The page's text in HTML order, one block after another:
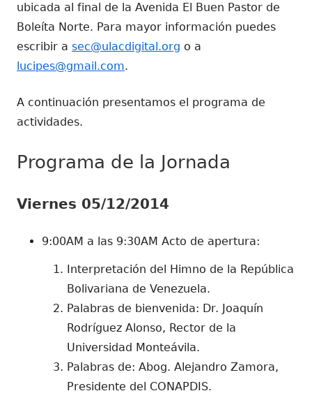
ubicada al final de la Avenida El Buen Pastor de
Boleíta Norte. Para mayor información puedes
escribir a sec@ulacdigital.org o a
lucipes@gmail.com.
A continuación presentamos el programa de
actividades.
Programa de la Jornada
Viernes 05/12/2014
9:00AM a las 9:30AM Acto de apertura:
Interpretación del Himno de la República
Bolivariana de Venezuela.
Palabras de bienvenida: Dr. Joaquín
Rodríguez Alonso, Rector de la
Universidad Monteávila.
Palabras de: Abog. Alejandro Zamora,
Presidente del CONAPDIS.